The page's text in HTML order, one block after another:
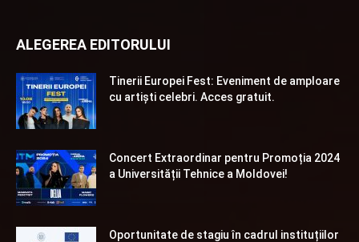
ALEGEREA EDITORULUI
Tinerii Europei Fest: Eveniment de amploare
cu artiști celebri. Acces gratuit.
Concert Extraordinar pentru Promoția 2024
a Universității Tehnice a Moldovei!
Oportunitate de stagiu în cadrul instituțiilor